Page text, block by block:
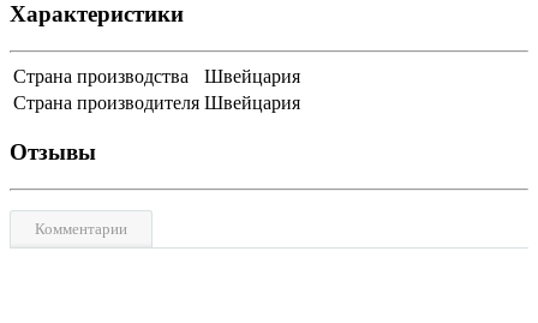
Характеристики
Страна производства
Швейцария
Страна производителя Швейцария
Отзывы
Комментарии